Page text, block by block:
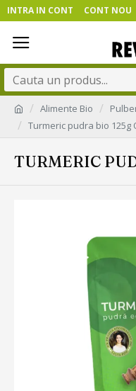
INTRA IN CONT CONT NOU
Alimente Bio
Turmeric pudra bio 125g
TURMERIC